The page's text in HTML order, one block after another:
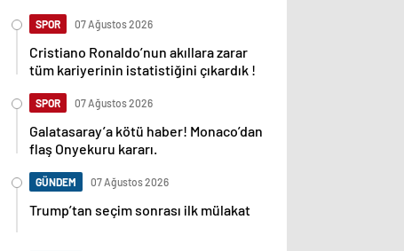
SPOR 07 Ağustos 2026
Cristiano Ronaldo’nun akıllara zarar
tüm kariyerinin istatistiğini çıkardık !
SPOR 07 Ağustos 2026
Galatasaray’a kötü haber! Monaco’dan
flaş Onyekuru kararı.
GÜNDEM 07 Ağustos 2026
Trump’tan seçim sonrası ilk mülakat